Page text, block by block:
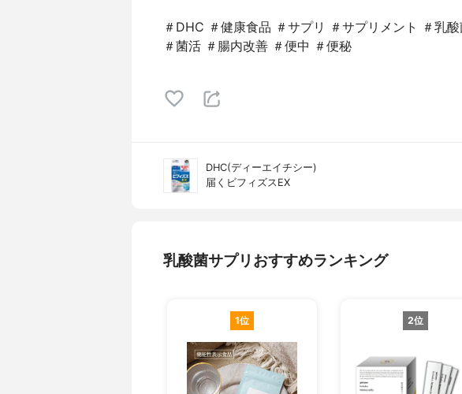
＃DHC ＃健康食品 ＃サプリ ＃サプリメント ＃乳
＃菌活 ＃腸内改善 ＃便中 ＃便秘
DHC(ディーエイチシー)
届くビフィズスEX
乳酸菌サプリおすすめランキング
1位 2位